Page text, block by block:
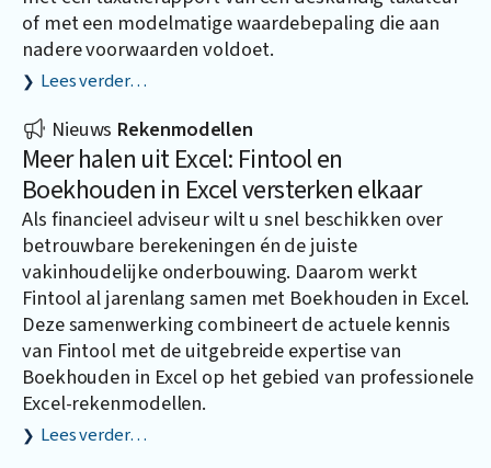
of met een modelmatige waardebepaling die aan
nadere voorwaarden voldoet.
Lees verder…
Nieuws Rekenmodellen
Meer halen uit Excel: Fintool en
Boekhouden in Excel versterken elkaar
Als financieel adviseur wilt u snel beschikken over
betrouwbare berekeningen én de juiste
vakinhoudelijke onderbouwing. Daarom werkt
Fintool al jarenlang samen met Boekhouden in Excel.
Deze samenwerking combineert de actuele kennis
van Fintool met de uitgebreide expertise van
Boekhouden in Excel op het gebied van professionele
Excel-rekenmodellen.
Lees verder…